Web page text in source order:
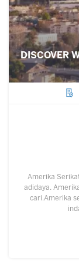
DISCOVER
Amerika
adidaya.
cari.Amerika